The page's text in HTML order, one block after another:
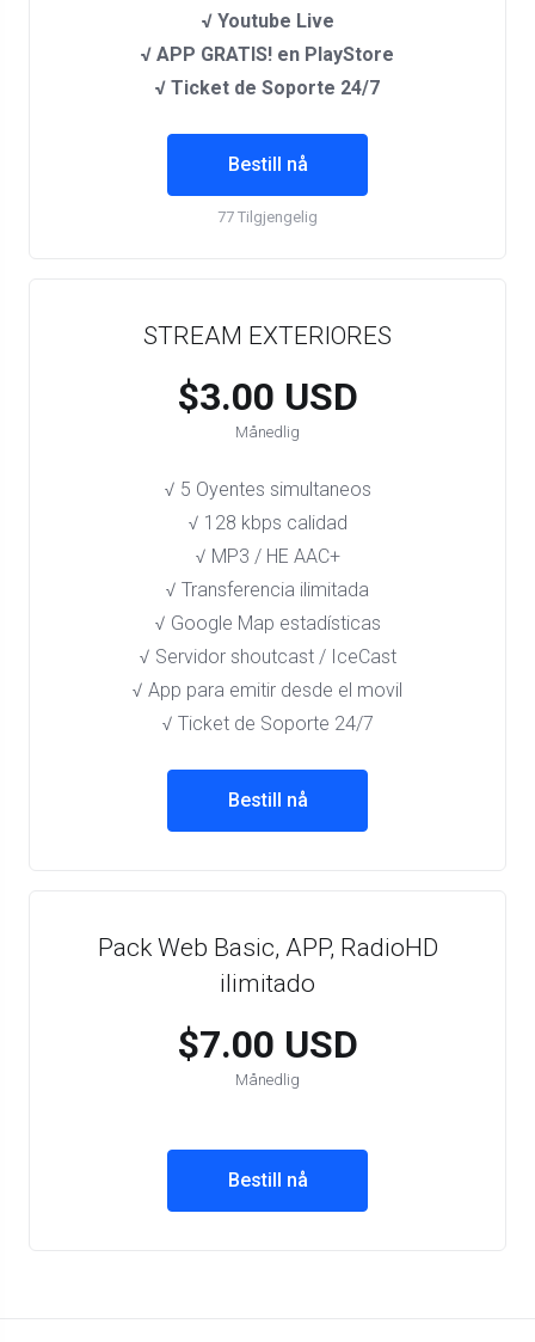
√ Youtube Live
√ APP GRATIS! en PlayStore
√ Ticket de Soporte 24/7
Bestill nå
77 Tilgjengelig
STREAM EXTERIORES
$3.00 USD
Månedlig
√ 5 Oyentes simultaneos
√ 128 kbps calidad
√ MP3 / HE AAC+
√ Transferencia ilimitada
√ Google Map estadísticas
√ Servidor shoutcast / IceCast
√ App para emitir desde el movil
√ Ticket de Soporte 24/7
Bestill nå
Pack Web Basic, APP, RadioHD
ilimitado
$7.00 USD
Månedlig
Bestill nå